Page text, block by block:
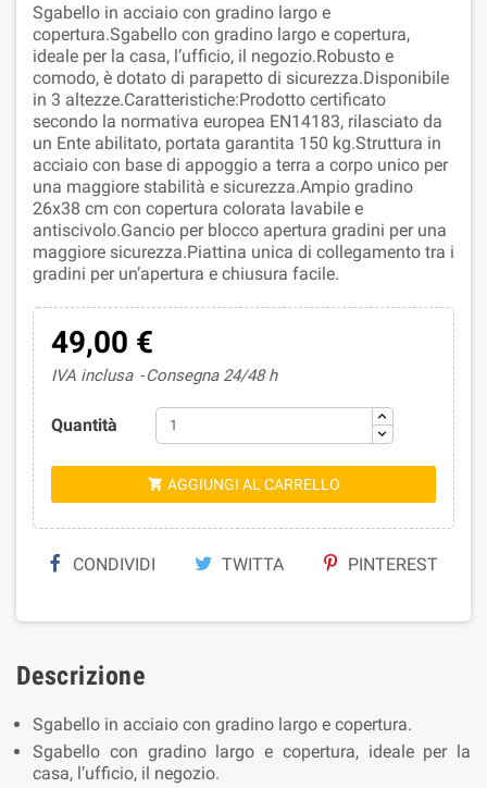
Sgabello in acciaio con gradino largo e
copertura.Sgabello con gradino largo e copertura,
ideale per la casa, l’ufficio, il negozio.Robusto e
comodo, è dotato di parapetto di sicurezza.Disponibile
in 3 altezze.Caratteristiche:Prodotto certificato
secondo la normativa europea EN14183, rilasciato da
un Ente abilitato, portata garantita 150 kg.Struttura in
acciaio con base di appoggio a terra a corpo unico per
una maggiore stabilità e sicurezza.Ampio gradino
26x38 cm con copertura colorata lavabile e
antiscivolo.Gancio per blocco apertura gradini per una
maggiore sicurezza.Piattina unica di collegamento tra i
gradini per un’apertura e chiusura facile.
49,00 €
IVA inclusa Consegna 24/48 h
Quantità
 AGGIUNGI AL CARRELLO
CONDIVIDI TWITTA PINTEREST
Descrizione
Sgabello in acciaio con gradino largo e copertura.
Sgabello con gradino largo e copertura, ideale per la
casa, l’ufficio, il negozio.